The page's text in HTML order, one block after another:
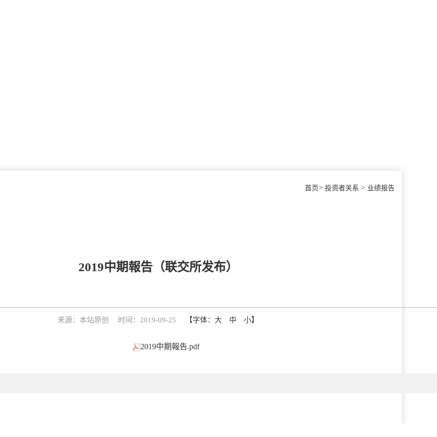
首页> 投资者关系 > 业绩报告
2019中期報告（联交所发布）
来源：本站原创 时间：2019-09-25 【字体： 大 中 小】
2019中期報告.pdf